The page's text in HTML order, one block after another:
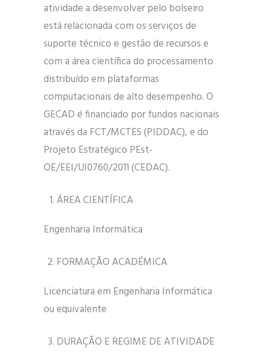
atividade a desenvolver pelo bolseiro
está relacionada com os serviços de
suporte técnico e gestão de recursos e
com a área científica do processamento
distribuído em plataformas
computacionais de alto desempenho. O
GECAD é financiado por fundos nacionais
através da FCT/MCTES (PIDDAC), e do
Projeto Estratégico PEst-
OE/EEI/UI0760/2011 (CEDAC).
ÁREA CIENTÍFICA
Engenharia Informática
FORMAÇÃO ACADÉMICA
Licenciatura em Engenharia Informática
ou equivalente
DURAÇÃO E REGIME DE ATIVIDADE